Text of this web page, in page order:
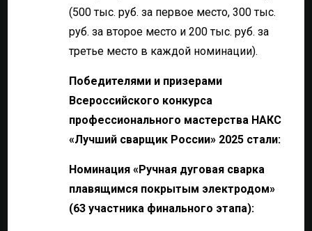
(500 тыс. руб. за первое место, 300 тыс.
руб. за второе место и 200 тыс. руб. за
третье место в каждой номинации).
Победителями и призерами
Всероссийского конкурса
профессионального мастерства НАКС
«Лучший сварщик России» 2025 стали:
Номинация «Ручная дуговая сварка
плавящимся покрытым электродом»
(63 участника финального этапа):